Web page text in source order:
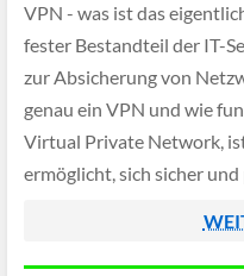
VPN - was ist das
fester Bestandteil der IT-
zur Absicherung von
genau ein VPN und wie
Virtual Private Network,
ermöglicht, sich sicher